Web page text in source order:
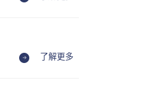
了解更多